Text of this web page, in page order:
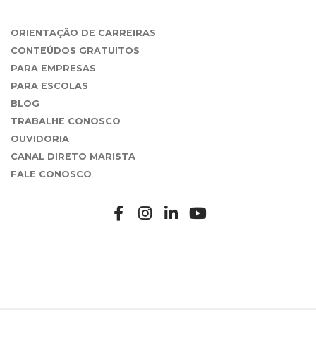
ORIENTAÇÃO DE CARREIRAS
CONTEÚDOS GRATUITOS
PARA EMPRESAS
PARA ESCOLAS
BLOG
TRABALHE CONOSCO
OUVIDORIA
CANAL DIRETO MARISTA
FALE CONOSCO